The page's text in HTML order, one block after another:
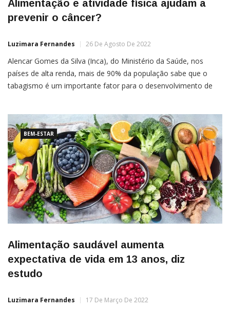
Alimentação e atividade física ajudam a
prevenir o câncer?
Luzimara Fernandes 26 De Agosto De 2022
Alencar Gomes da Silva (Inca), do Ministério da Saúde, nos
países de alta renda, mais de 90% da população sabe que o
tabagismo é um importante fator para o desenvolvimento de
inatividade física e o excesso de peso.O documento, que […]
BEM-ESTAR
Alimentação saudável aumenta
expectativa de vida em 13 anos, diz
estudo
Luzimara Fernandes 17 De Março De 2022